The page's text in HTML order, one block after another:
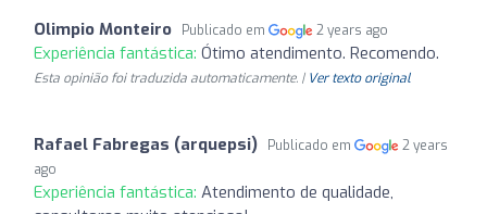
Olimpio Monteiro Publicado em 2 years ago
Experiência fantástica: Ótimo atendimento. Recomendo.
Esta opinião foi traduzida automaticamente. | Ver texto original
Rafael Fabregas (arquepsi) Publicado em
2 years
ago
Experiência fantástica: Atendimento de qualidade,